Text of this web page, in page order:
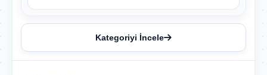
Kategoriyi İncele